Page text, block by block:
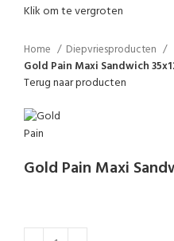
Klik om te vergroten
Home
Diepvriesproducten
Gold Pain Maxi Sandwich
Terug naar producten
Gold Pain Maxi